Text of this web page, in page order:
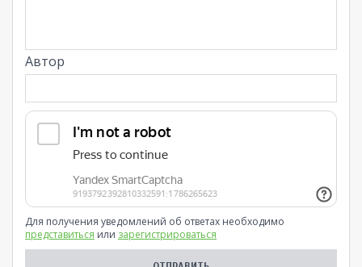
Автор
Для получения уведомлений об ответах необходимо
представиться или зарегистрироваться